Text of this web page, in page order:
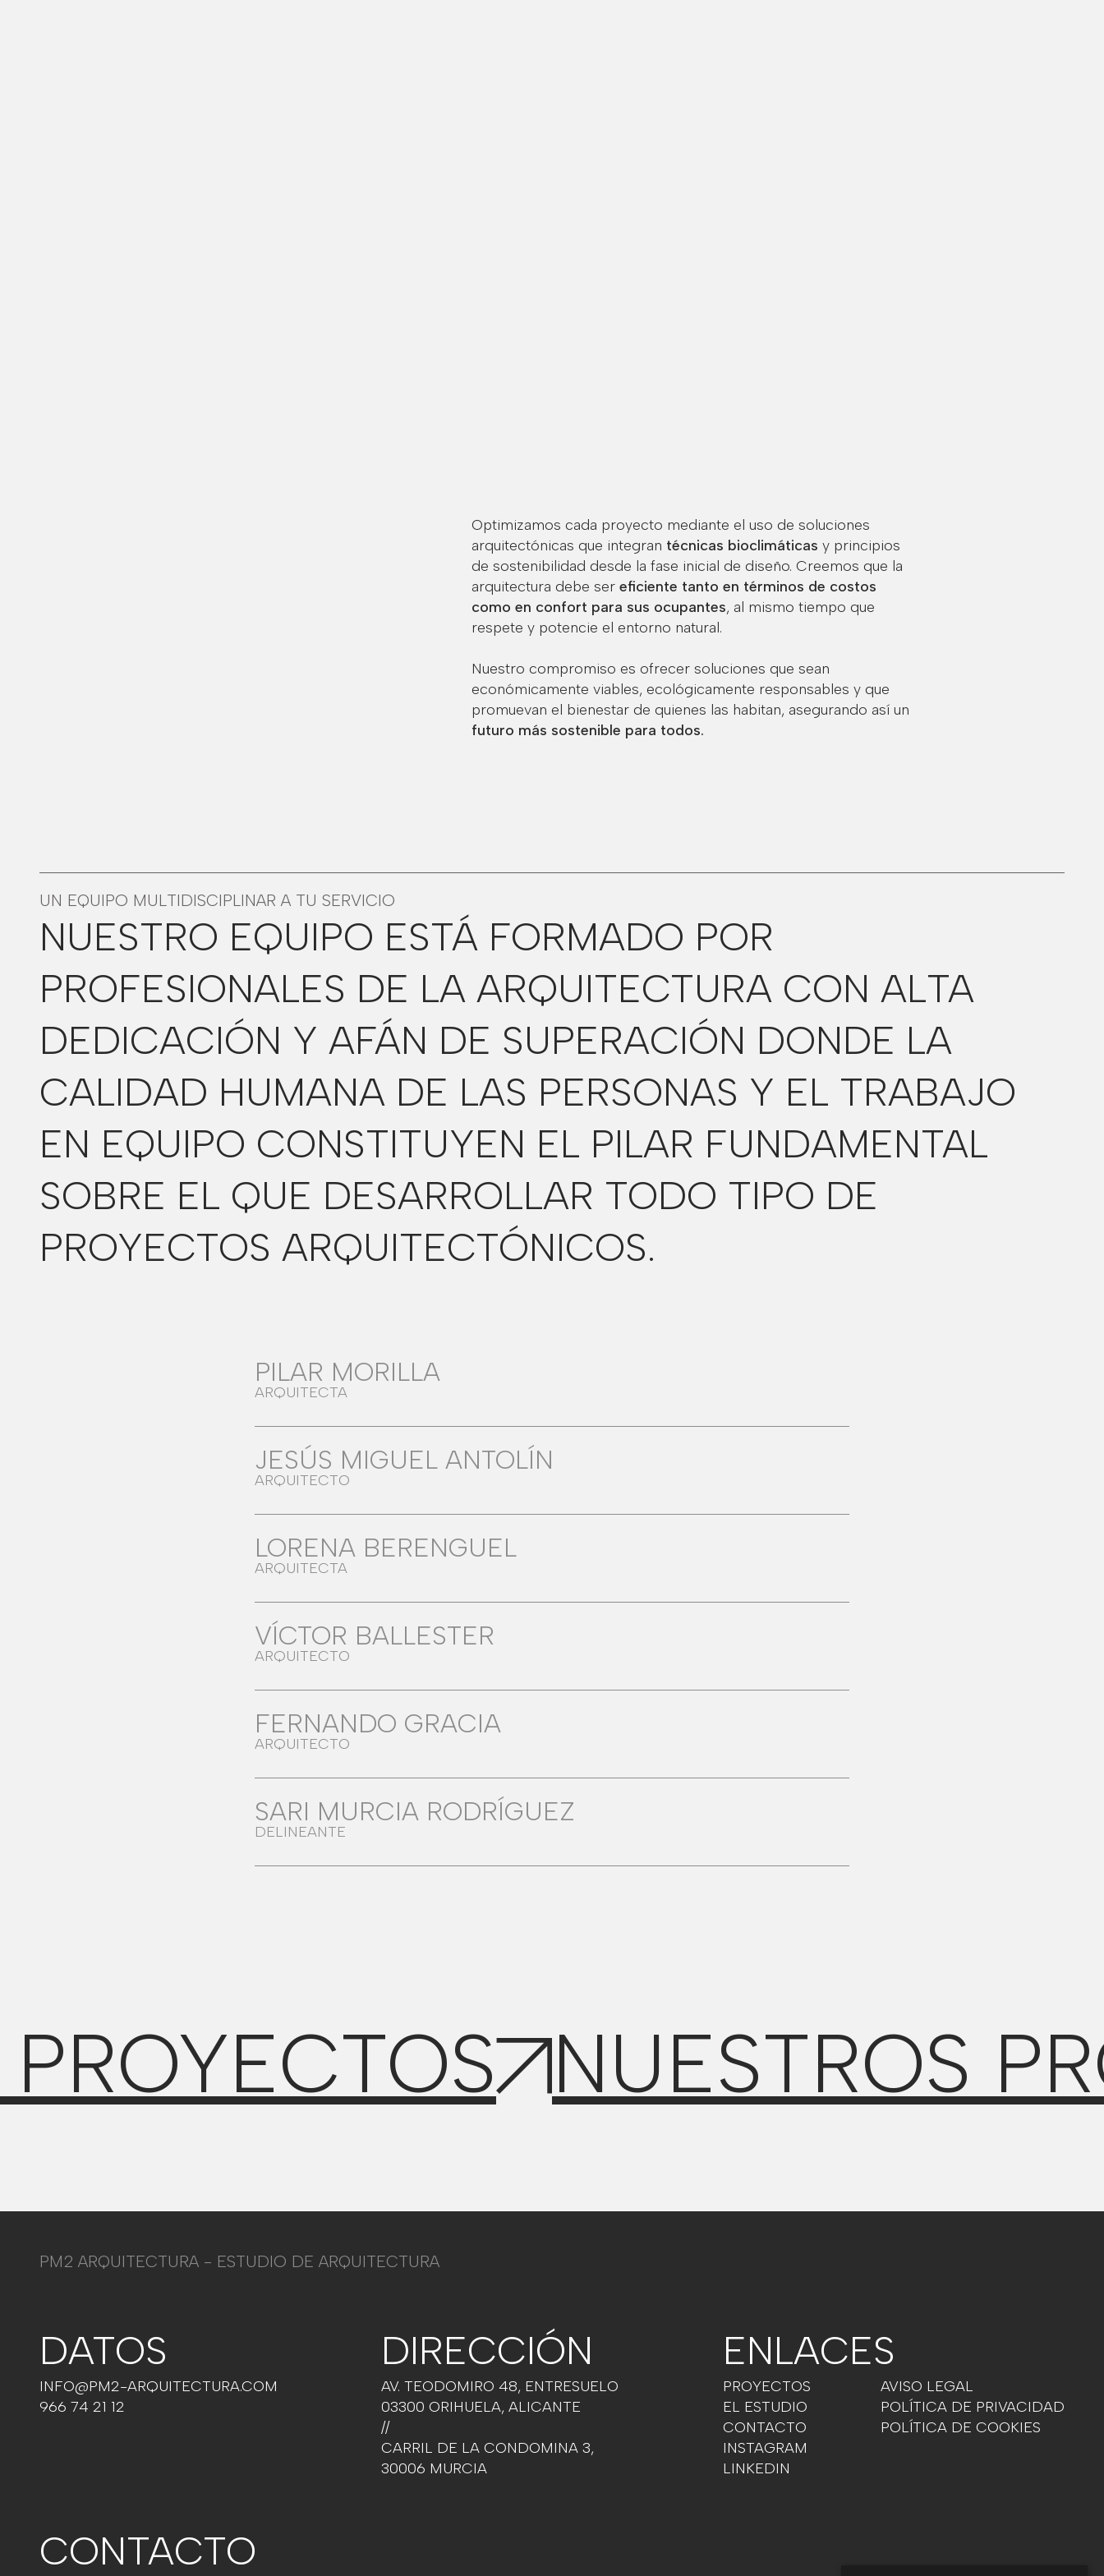
Optimizamos cada proyecto mediante el uso de soluciones
arquitectónicas que integran técnicas bioclimáticas y principios
de sostenibilidad desde la fase inicial de diseño. Creemos que la
arquitectura debe ser eficiente tanto en términos de costos
como en confort para sus ocupantes, al mismo tiempo que
respete y potencie el entorno natural.
Nuestro compromiso es ofrecer soluciones que sean
económicamente viables, ecológicamente responsables y que
promuevan el bienestar de quienes las habitan, asegurando así un
futuro más sostenible para todos.
UN EQUIPO MULTIDISCIPLINAR A TU SERVICIO
NUESTRO EQUIPO ESTÁ FORMADO POR
PROFESIONALES DE LA ARQUITECTURA CON ALTA
DEDICACIÓN Y AFÁN DE SUPERACIÓN DONDE LA
CALIDAD HUMANA DE LAS PERSONAS Y EL TRABAJO
EN EQUIPO CONSTITUYEN EL PILAR FUNDAMENTAL
SOBRE EL QUE DESARROLLAR TODO TIPO DE
PROYECTOS ARQUITECTÓNICOS.
PILAR MORILLA
ARQUITECTA
JESÚS MIGUEL ANTOLÍN
ARQUITECTO
LORENA BERENGUEL
ARQUITECTA
VÍCTOR BALLESTER
ARQUITECTO
FERNANDO GRACIA
ARQUITECTO
SARI MURCIA RODRÍGUEZ
DELINEANTE
NUESTROS
PM2 ARQUITECTURA - ESTUDIO DE ARQUITECTURA
DATOS
INFO@PM2-ARQUITECTURA.COM
966 74 21 12
DIRECCIÓN
AV. TEODOMIRO 48, ENTRESUELO
03300 ORIHUELA, ALICANTE
//
CARRIL DE LA CONDOMINA 3,
30006 MURCIA
ENLACES
PROYECTOS
EL ESTUDIO
CONTACTO
INSTAGRAM
LINKEDIN
AVISO LEGAL
POLÍTICA DE PRIVACIDAD
POLÍTICA DE COOKIES
CONTACTO